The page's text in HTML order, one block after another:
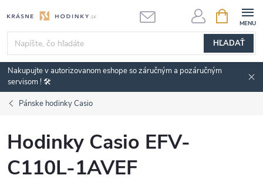
na
obsah
HĽADAŤ
KOŠÍK
Nakupujte v autorizovanom eshope so záručným a pozáručným
servisom ! 🛠️
Pánske hodinky Casio
Hodinky Casio EFV-
C110L-1AVEF